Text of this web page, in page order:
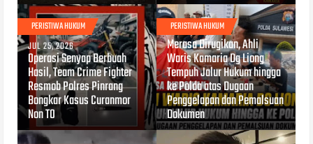
PERISTIWA HUKUM
JUL 25, 2026
Operasi Senyap Berbuah
Hasil, Team Crime Fighter
Resmob Polres Pinrang
Bongkar Kasus Curanmor
Non TO
PERISTIWA HUKUM
JUL 25, 2026
Merasa Dirugikan, Ahli
Waris Kamaria Dg Liong
Tempuh Jalur Hukum hingga
ke Polda atas Dugaan
Penggelapan dan Pemalsuan
Dokumen